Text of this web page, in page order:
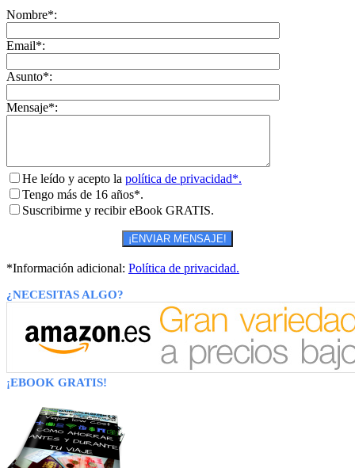
Nombre*:
Email*:
Asunto*:
Mensaje*:
He leído y acepto la política de privacidad*.
Tengo más de 16 años*.
Suscribirme y recibir eBook GRATIS.
*Información adicional: Política de privacidad.
¿NECESITAS ALGO?
¡EBOOK GRATIS!